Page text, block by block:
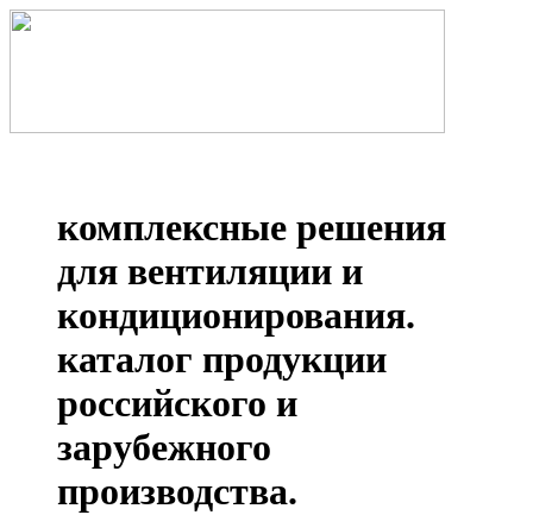
комплексные решения
для вентиляции и
кондиционирования.
каталог продукции
российского и
зарубежного
производства.